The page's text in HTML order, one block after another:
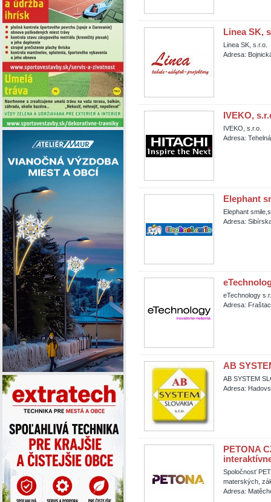
Linea SK,
Linea SK, s.r.o.
Adresa:
IVEKO,
IVEKO, s.r.o.
Adresa:
Elephant
Elephant
Adresa:
eTechnology
Adresa:
AB
AB SYSTEM
Adresa:
PETONA
Spoločnosť
materských,
Adresa: